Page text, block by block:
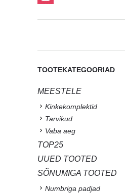
TOOTEKATEGOORIAD
MEESTELE
Kinkekomplektid
Tarvikud
Vaba aeg
TOP25
UUED TOOTED
SÕNUMIGA TOOTED
Numbriga padjad